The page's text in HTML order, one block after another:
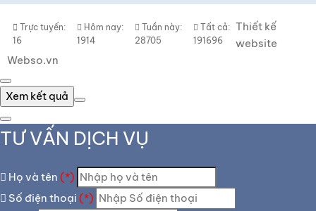
Trực tuyến:
16
Hôm nay:
1914
Tuần này:
28705
Tất cả:
191696
Thiết kế
website
Webso.vn
Xem kết quả
TƯ VẤN DỊCH VỤ
Họ và tên (*)
Số điện thoại (*)